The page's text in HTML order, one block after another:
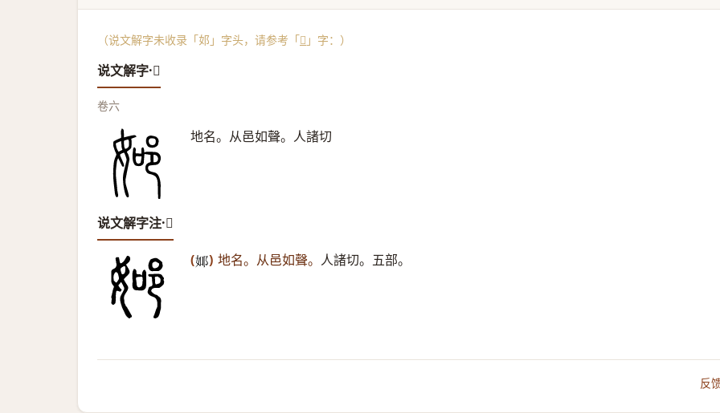
（说文解字未收录「邚」字头，请参考「𨚴 」字：）
说文解字·𨚴
卷六
地名。从邑如聲。人諸切
说文解字注·𨚴
(𨚴 ) 地名。从邑如聲。 人諸切。五部。
反